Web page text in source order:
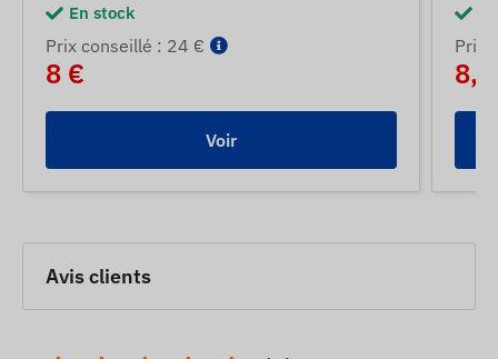
En stock
Prix ​​conseillé : 24 €
8 €
Voir
Prix
Avis clients